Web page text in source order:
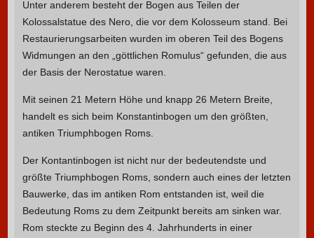
Unter anderem besteht der Bogen aus Teilen der
Kolossalstatue des Nero, die vor dem Kolosseum stand. Bei
Restaurierungsarbeiten wurden im oberen Teil des Bogens
Widmungen an den „göttlichen Romulus“ gefunden, die aus
der Basis der Nerostatue waren.
Mit seinen 21 Metern Höhe und knapp 26 Metern Breite,
handelt es sich beim Konstantinbogen um den größten,
antiken Triumphbogen Roms.
Der Kontantinbogen ist nicht nur der bedeutendste und
größte Triumphbogen Roms, sondern auch eines der letzten
Bauwerke, das im antiken Rom entstanden ist, weil die
Bedeutung Roms zu dem Zeitpunkt bereits am sinken war.
Rom steckte zu Beginn des 4. Jahrhunderts in einer